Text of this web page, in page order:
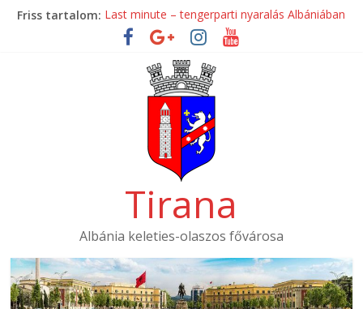
SkipFriss tartalom: Last minute – tengerparti nyaralás Albániában
Mondial Hotel ****
Mak Albania Hotel *****
La Bohème Hotel ****
Tirana International Hotel ****
Tirana
Albánia keleties-olaszos fővárosa